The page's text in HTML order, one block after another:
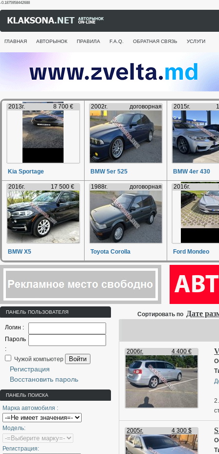
-0.1875958442688
ГЛАВНАЯ АВТОРЫНОК ПРАВИЛА F.A.Q. ОБРАТНАЯ СВЯЗЬ УСЛУГИ
2013г. 8 700 €
Kia Sportage
2002г. договорная
BMW 5er 525
2015г.
BMW 4er 430
2016г. 17 500 €
BMW X5
1988г. договорная
Toyota Corolla
2016г.
Ford Mondeo
ПАНЕЛЬ ПОЛЬЗОВАТЕЛЯ
Логин :
Пароль
:
Чужой компьютер
Войти
Регистрация
Восстановить пароль
ПАНЕЛЬ ПОИСКА
Марка автомобиля :
Модель:
Регистрация:
Сортировать по Дате
2006г. 4 400 €
2005г. 4 300 $